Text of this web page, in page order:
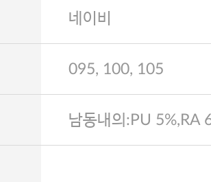
네이비
095, 100, 105
남동내의:PU 5%,RA